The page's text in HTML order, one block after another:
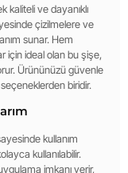
kaliteli ve dayanıklı
çizilmelere ve
sunar. Hem
için ideal olan bu şişe,
Ürününüzü güvenle
biridir.
kullanım
kullanılabilir.
imkanı verir,